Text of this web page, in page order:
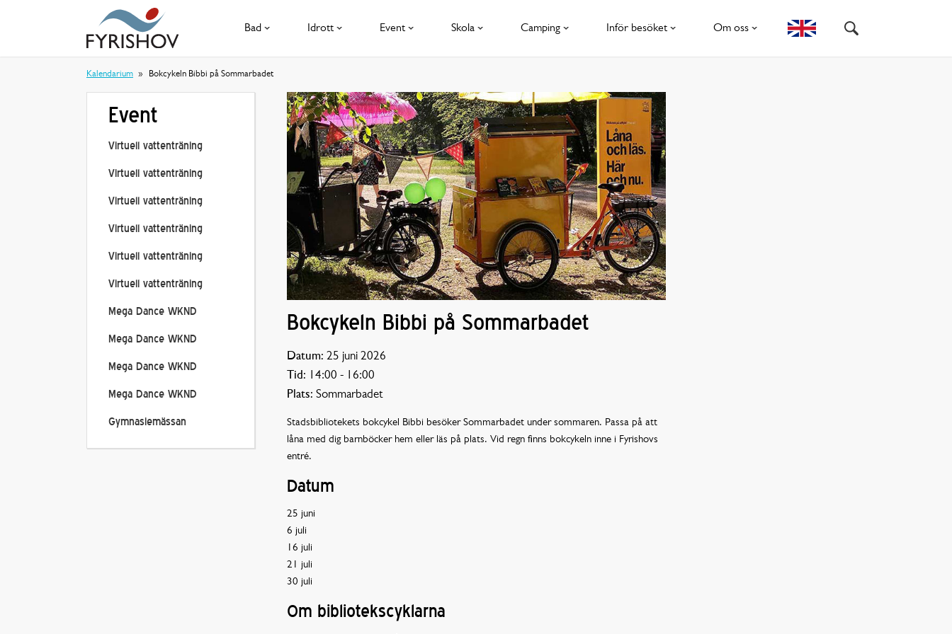
Bad Idrott Event Skola Camping Inför besöket Om oss
Kalendarium Bokcykeln Bibbi på Sommarbadet
Event
Virtuell vattenträning
Virtuell vattenträning
Virtuell vattenträning
Virtuell vattenträning
Virtuell vattenträning
Virtuell vattenträning
Mega Dance WKND
Mega Dance WKND
Mega Dance WKND
Mega Dance WKND
Gymnasiemässan
Bokcykeln Bibbi på Sommarbadet
Datum: 25 juni 2026
Tid: 14:00 - 16:00
Plats: Sommarbadet
Stadsbibliotekets bokcykel Bibbi besöker Sommarbadet under sommaren. Passa på att
låna med dig barnböcker hem eller läs på plats. Vid regn finns bokcykeln inne i Fyrishovs
entré.
Datum
25 juni
6 juli
16 juli
21 juli
30 juli
Om bibliotekscyklarna